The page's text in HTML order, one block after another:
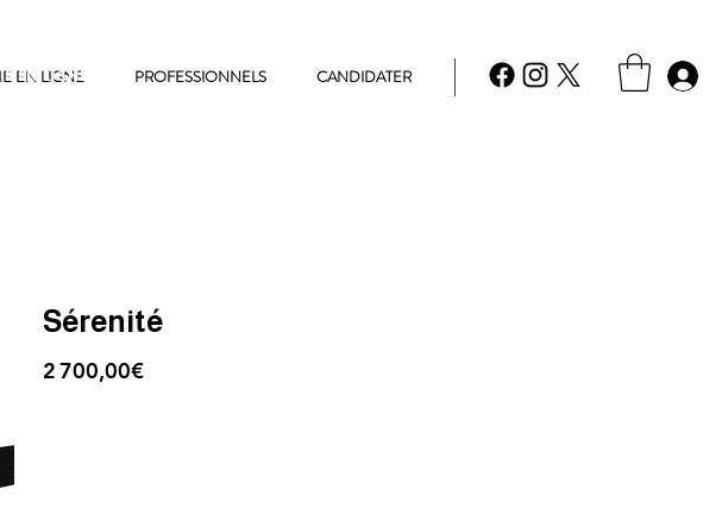
EN LIGNE PROFESSIONNELS CANDIDATER
EN LIGNE
Sérenité
2 700,00€